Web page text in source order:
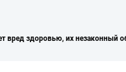
вред здоровью, их незаконный